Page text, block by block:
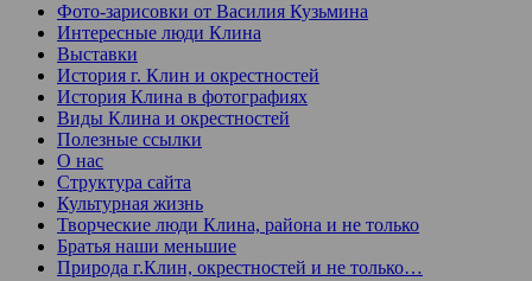
Фото-зарисовки от Василия Кузьмина
Интересные люди Клина
Выставки
История г. Клин и окрестностей
История Клина в фотографиях
Виды Клина и окрестностей
Полезные ссылки
О нас
Структура сайта
Культурная жизнь
Творческие люди Клина, района и не только
Братья наши меньшие
Природа г.Клин, окрестностей и не только…